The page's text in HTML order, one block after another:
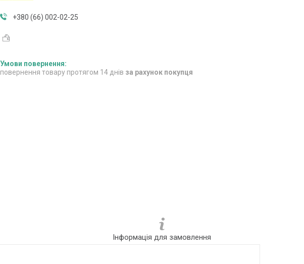
+380 (66) 002-02-25
повернення товару протягом 14 днів за рахунок покупця
Інформація для замовлення